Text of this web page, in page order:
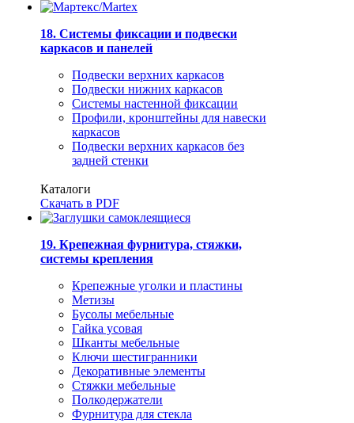
18. Системы фиксации и подвески
каркасов и панелей
Подвески верхних каркасов
Подвески нижних каркасов
Системы настенной фиксации
Профили, кронштейны для навески
каркасов
Подвески верхних каркасов без
задней стенки
Каталоги
Скачать в PDF
19. Крепежная фурнитура, стяжки,
системы крепления
Крепежные уголки и пластины
Метизы
Бусолы мебельные
Гайка усовая
Шканты мебельные
Ключи шестигранники
Декоративные элементы
Стяжки мебельные
Полкодержатели
Фурнитура для стекла